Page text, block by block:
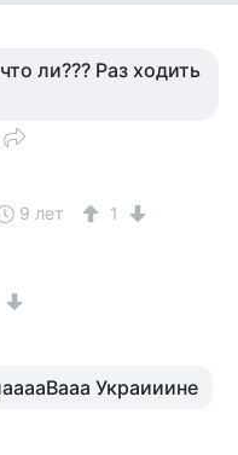
ли??? Раз ходить
9 лет 1
Украииине